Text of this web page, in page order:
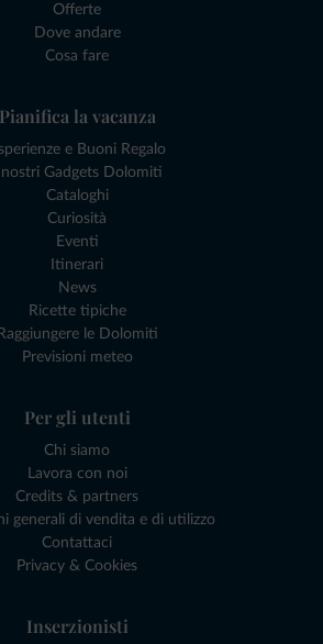
Offerte
Dove andare
Cosa fare
Pianifica la vacanza
e Buoni Regalo
I nostri Gadgets Dolomiti
Cataloghi
Curiosità
Eventi
Itinerari
News
Ricette tipiche
Raggiungere le Dolomiti
Previsioni meteo
Per gli utenti
Chi siamo
Lavora con noi
Credits & partners
generali di vendita e di utilizzo
Contattaci
Privacy & Cookies
Inserzionisti